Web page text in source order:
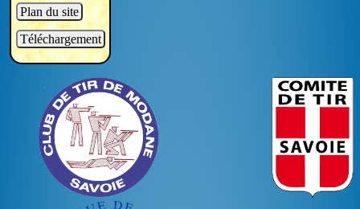
Plan du site
Téléchargement